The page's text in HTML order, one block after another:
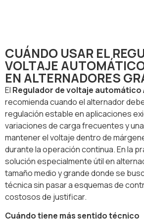
CUÁNDO USAR EL
VOLTAJE
EN ALTERNADORES
El Regulador de voltaje automático
recomienda cuando el alternador
regulación estable en aplicaciones
variaciones de carga frecuentes y
mantener el voltaje dentro de
durante la operación continua. En la
solución especialmente útil en
tamaño medio y grande donde se
técnica sin pasar a esquemas de
costosos de justificar.
Cuándo tiene más sentido técnico